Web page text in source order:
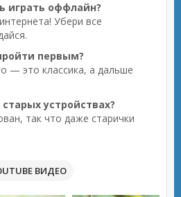
играть оффлайн?
Убери все
первым?
— это классика, а дальше
устройствах?
так что даже старички
ВИДЕО